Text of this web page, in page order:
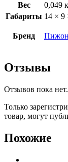
Вес
0,049
Габариты 14 × 9
Бренд Пижон
Отзывы
Отзывов пока нет.
Только
товар, могут
Похожие